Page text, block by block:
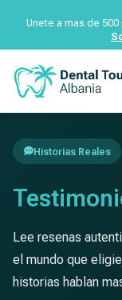
Unete a mas de
Historias Reales
Lee resenas
el mundo que
historias hablan